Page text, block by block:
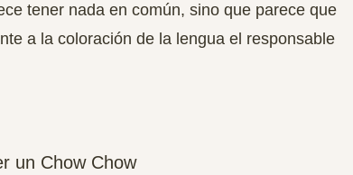
tener nada en común, sino que parece que
a la coloración de la lengua el responsable
un Chow Chow